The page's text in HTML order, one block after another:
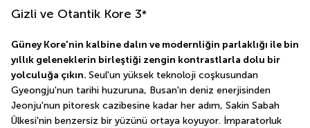
Gizli ve Otantik Kore 3*
Güney Kore'nin kalbine dalın ve modernliğin parlaklığı ile bin
yıllık geleneklerin birleştiği zengin kontrastlarla dolu bir
yolculuğa çıkın. Seul'un yüksek teknoloji coşkusundan
Gyeongju'nun tarihi huzuruna, Busan'ın deniz enerjisinden
Jeonju'nun pitoresk cazibesine kadar her adım, Sakin Sabah
Ülkesi'nin benzersiz bir yüzünü ortaya koyuyor. İmparatorluk